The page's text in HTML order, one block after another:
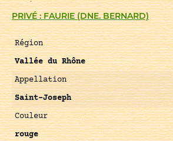
PRIVÉ : FAURIE (DNE. BERNARD)
Région
Vallée du Rhône
Appellation
Saint-Joseph
Couleur
rouge